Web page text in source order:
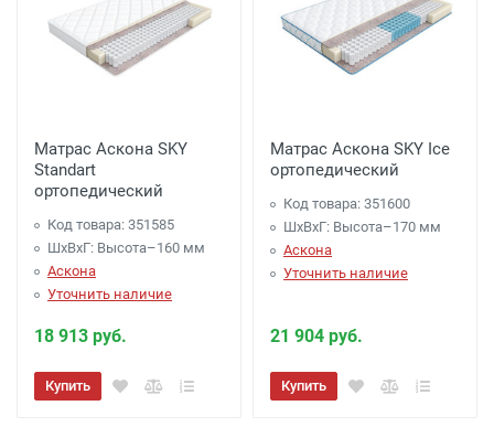
Матрас Аскона SKY
Standart
ортопедический
Код товара: 351585
ШхВхГ: Высота–160 мм
Аскона
Уточнить наличие
18 913 руб.
Купить
Матрас Аскона SKY Ice
ортопедический
Код товара: 351600
ШхВхГ: Высота–170 мм
Аскона
Уточнить наличие
21 904 руб.
Купить